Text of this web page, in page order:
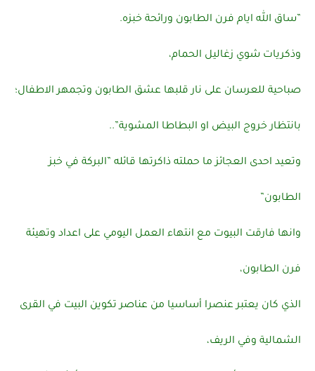
”ساق الله ايام فرن الطابون ورائحة خبزه.
وذكريات شوي زغاليل الحمام،
صباحية للعرسان على نار قلبها عشق الطابون وتجمهر الاطفال؛
بانتظار خروج البيض او البطاطا المشوية”..
وتعيد احدى العجائز ما حملته ذاكرتها قائله ”البركة في خبز
الطابون”
وانها فارقت البيوت مع انتهاء العمل اليومي على اعداد وتهيئة
فرن الطابون،
الذي كان يعتبر عنصرا أساسيا من عناصر تكوين البيت في القرى
الشمالية وفي الريف،